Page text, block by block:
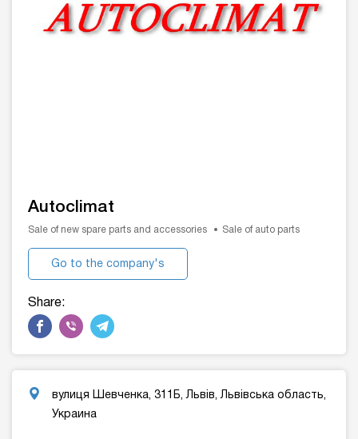
Autoclimat
Sale of new spare parts and accessories Sale of auto parts
Go to the company's
Share:
вулиця Шевченка, 311Б, Львів, Львівська область,
Украина